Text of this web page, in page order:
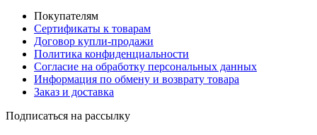
Покупателям
Сертификаты к товарам
Договор купли-продажи
Политика конфиденциальности
Согласие на обработку персональных данных
Информация по обмену и возврату товара
Заказ и доставка
Подписаться на рассылку